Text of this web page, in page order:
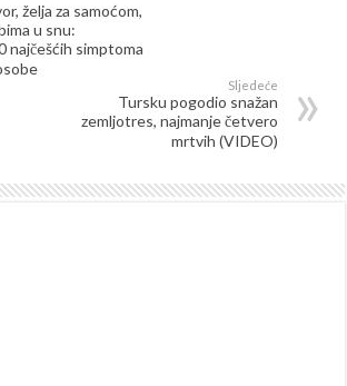
želja za samoćom,
u snu:
najčešćih simptoma
Sljedeće
Tursku pogodio snažan
zemljotres, najmanje četvero
mrtvih (VIDEO)